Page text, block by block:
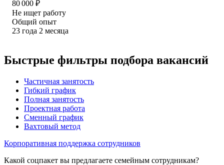
80 000 ₽
Не ищет работу
Общий опыт
23 года 2 месяца
Быстрые фильтры подбора вакансий
Частичная занятость
Гибкий график
Полная занятость
Проектная работа
Сменный график
Вахтовый метод
Корпоративная поддержка сотрудников
Какой соцпакет вы предлагаете семейным сотрудникам?